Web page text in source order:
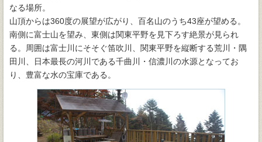
なる場所。
山頂からは360度の展望が広がり、百名山のうち43座が望める。
南側に富士山を望み、東側は関東平野を見下ろす絶景が見られ
る。周囲は富士川にそそぐ笛吹川、関東平野を縦断する荒川・隅
田川、日本最長の河川である千曲川・信濃川の水源となってお
り、豊富な水の宝庫である。